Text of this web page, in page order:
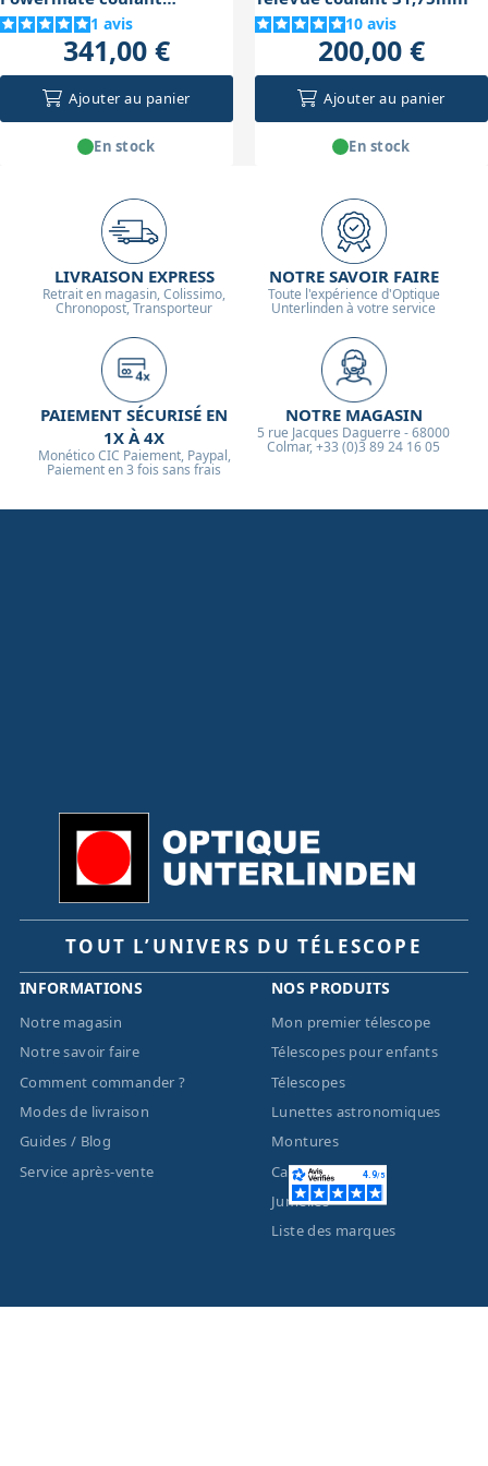
31,75mm
1 avis
341,00 €
Ajouter au panier
En stock
10 avis
200,00 €
Ajouter au panier
En stock
LIVRAISON EXPRESS
Retrait en magasin, Colissimo,
Chronopost, Transporteur
NOTRE SAVOIR FAIRE
Toute l'expérience d'Optique
Unterlinden à votre service
PAIEMENT SÉCURISÉ EN
1X À 4X
Monético CIC Paiement, Paypal,
Paiement en 3 fois sans frais
NOTRE MAGASIN
5 rue Jacques Daguerre - 68000
Colmar, +33 (0)3 89 24 16 05
TOUT L’UNIVERS DU TÉLESCOPE
INFORMATIONS
Notre magasin
Notre savoir faire
Comment commander ?
Modes de livraison
Guides / Blog
Service après-vente
NOS PRODUITS
Mon premier télescope
Télescopes pour enfants
Télescopes
Lunettes astronomiques
Montures
Caméras
Jumelles
Liste des marques